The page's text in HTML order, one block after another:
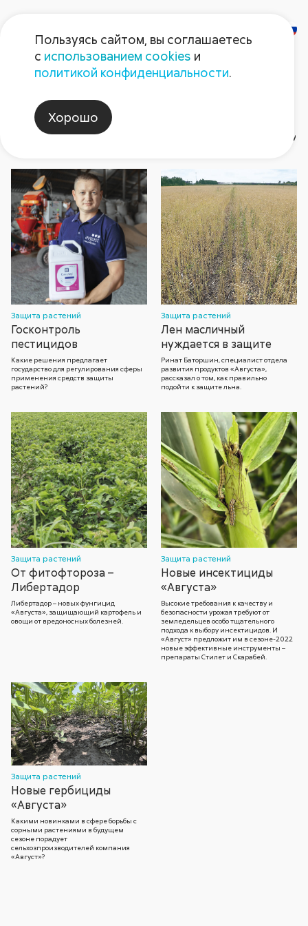
Газета
Номер газеты Архив
2026 2025 2024
Герой номера Август non-stop
2026 2025 2024
Защита растений
Госконтроль
пестицидов
Какие решения предлагает
государство для регулирования сферы
применения средств защиты
растений?
Защита растений
Лен масличный
нуждается в защите
Ринат Баторшин, специалист отдела
развития продуктов «Августа»,
рассказал о том, как правильно
подойти к защите льна.
Защита растений
От фитофтороза –
Либертадор
Либертадор – новых фунгицид
«Августа», защищающий картофель и
овощи от вредоносных болезней.
Защита растений
Новые инсектициды
«Августа»
Высокие требования к качеству и
безопасности урожая требуют от
земледельцев особо тщательного
подхода к выбору инсектицидов. И
«Август» предложит им в сезоне-2022
новые эффективные инструменты –
препараты Стилет и Скарабей.
Защита растений
Новые гербициды
«Августа»
Какими новинками в сфере борьбы с
сорными растениями в будущем
сезоне порадует
сельхозпроизводителей компания
«Август»?
Пользуясь сайтом, вы соглашаетесь
с использованием cookies и
политикой конфиденциальности.
Хорошо